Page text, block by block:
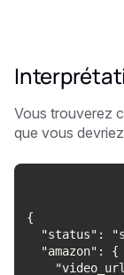
Vous trouverez
que vous
{
"status":
  "amazon": {